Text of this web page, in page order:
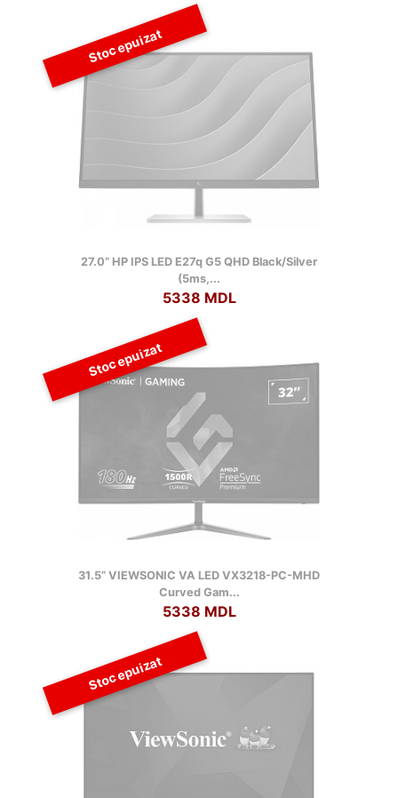
Stoc epuizat
27.0” HP IPS LED E27q G5 QHD Black/Silver
(5ms,...
5338 MDL
Stoc epuizat
31.5” VIEWSONIC VA LED VX3218-PC-MHD
Curved Gam...
5338 MDL
Stoc epuizat